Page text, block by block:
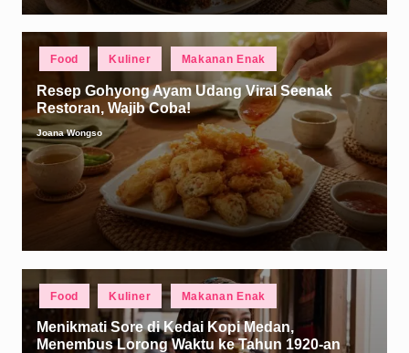
Food Kuliner Makanan Enak
Resep Gohyong Ayam Udang Viral Seenak
Restoran, Wajib Coba!
Posted
by
Joana Wongso
Posted
Food Kuliner Makanan Enak
Menikmati Sore di Kedai Kopi Medan,
Menembus Lorong Waktu ke Tahun 1920-an